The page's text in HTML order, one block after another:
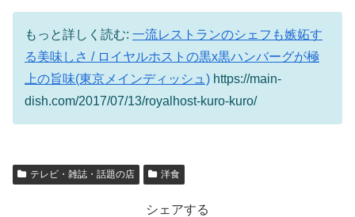
もっと詳しく読む: 一流レストランのシェフも嫉妬す
る美味しさ / ロイヤルホストの黒x黒ハンバーグが極
上の旨味(東京メインディッシュ) https://main-
dish.com/2017/07/13/royalhost-kuro-kuro/
テレビ・雑誌・話題の店 洋食
シェアする